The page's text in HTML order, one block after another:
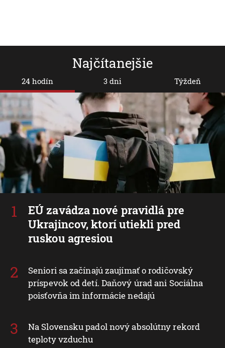
Najčítanejšie
24 hodín
EÚ zavádza nové pravidlá pre
Ukrajincov, ktorí utiekli pred
ruskou agresiou
Seniori sa začínajú zaujímať o rodičovský
príspevok od detí. Daňový úrad ani Sociálna
poisťovňa im informácie nedajú
Na Slovensku padol nový absolútny rekord
teploty vzduchu
3 dni Týždeň